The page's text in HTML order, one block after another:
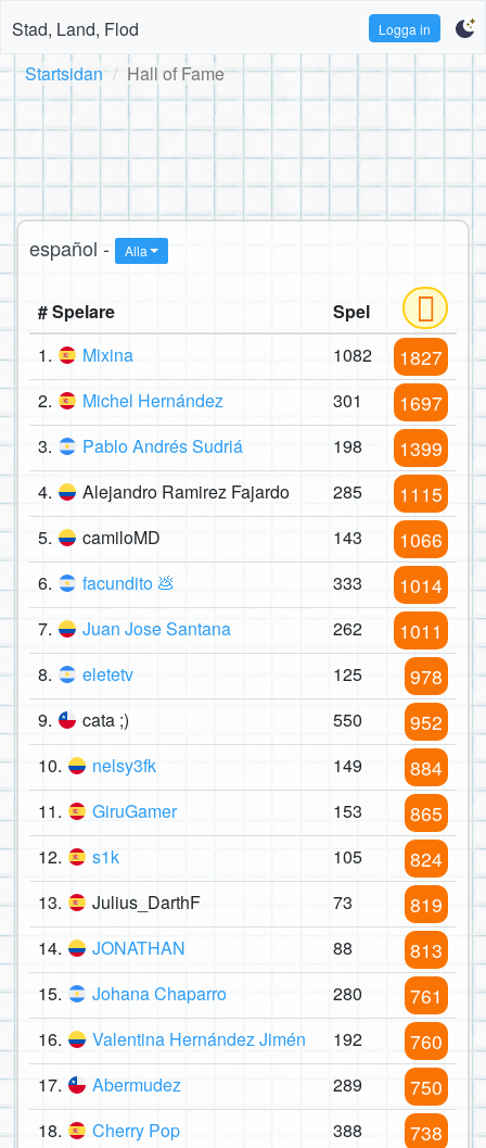
Stad, Land, Flod Logga in
Startsidan Hall of Fame
español - Alla
# Spelare
Spel
1.
Mixina 1082 1827
2. Michel Hernández 301 1697
3. Pablo Andrés Sudriá 198 1399
4. Alejandro Ramirez Fajardo 285 1115
5. camiloMD 143 1066
6. facundito 💩 333 1014
7. Juan Jose Santana 262 1011
8. eletetv 125 978
9. cata ;) 550 952
10. nelsy3fk 149 884
11. GiruGamer 153 865
12. s1k 105 824
13. Julius_DarthF 73 819
14. JONATHAN 88 813
15. Johana Chaparro 280 761
16. Valentina Hernández Jimén 192 760
17. Abermudez 289 750
18. Cherry Pop 388 738